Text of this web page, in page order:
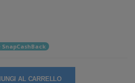
SnapCashBack
AL CARRELLO